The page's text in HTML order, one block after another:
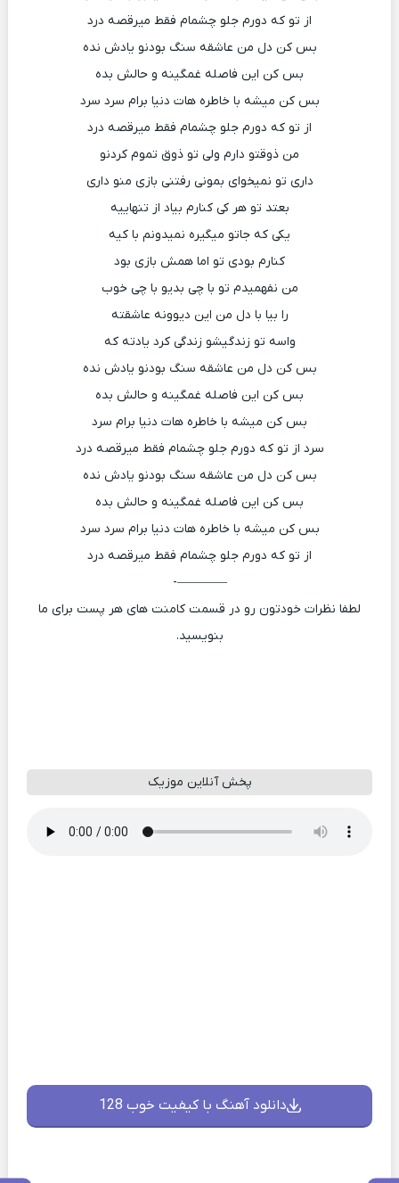
از تو که دورم جلو چشمام فقط میرقصه درد
بس کن دل من عاشقه سنگ بودنو یادش نده
بس کن این فاصله غمگینه و حالش بده
بس کن میشه با خاطره هات دنیا برام سرد سرد
از تو که دورم جلو چشمام فقط میرقصه درد
من ذوقتو دارم ولی تو ذوق تموم کردنو
داری تو نمیخوای بمونی رفتنی بازی منو داری
بعتد تو هر کی کنارم بیاد از تنهاییه
یکی که جاتو میگیره نمیدونم با کیه
کنارم بودی تو اما همش بازی بود
من نفهمیدم تو با چی بدیو با چی خوب
را بیا با دل من این دیوونه عاشقته
واسه تو زندگیشو زندگی کرد یادته که
بس کن دل من عاشقه سنگ بودنو یادش نده
بس کن این فاصله غمگینه و حالش بده
بس کن میشه با خاطره هات دنیا برام سرد
سرد از تو که دورم جلو چشمام فقط میرقصه درد
بس کن دل من عاشقه سنگ بودنو یادش نده
بس کن این فاصله غمگینه و حالش بده
بس کن میشه با خاطره هات دنیا برام سرد سرد
از تو که دورم جلو چشمام فقط میرقصه درد
————-
لطفا نظرات خودتون رو در قسمت کامنت های هر پست برای ما
بنویسید.
پخش آنلاین موزیک
دانلود آهنگ با کیفیت خوب 128